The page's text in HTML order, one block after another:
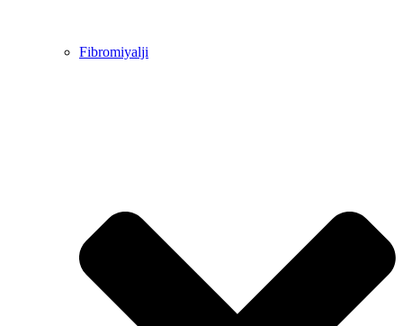
Fibromiyalji